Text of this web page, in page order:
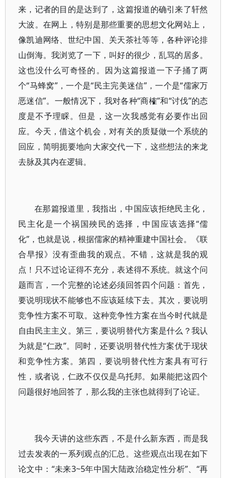
来，记者的目的是达到了，这篇报道的确引来了轩然
大波。在网上，特别是那些重要的思想文化网站上，
像凯迪网络、世纪中国、关天茶社等等，各种评论排
山倒海。我浏览了一下，叫好的很少，乱骂的居多。
这也没什么可奇怪的。因为这篇报道一下子捅了两
个“马蜂窝”，一个是“民主完美迷信”，一个是“儒家万
恶迷信”。一般情况下，我对各种“商榷”和“讨伐”的态
度是不予理睬。但是，这一次我感觉有必要作出回
应。今天，借这个机会，对有关的质疑做一个系统的
回应，简明扼要地向大家交代一下，这些想法的来龙
去脉及其内在逻辑。
在那篇报道里，我指出，中国应该拒绝民主化，
民主化是一个祸国殃民的选择，中国应该选择“儒
化”，也就是说，根据儒家的精神重建中国社会。《联
合早报》没有歪曲我的观点。不错，这就是我的观
点！只不过论证得不充分，表述得不系统。就这个问
题而言，一个完整的论述必须回答四个问题：首先，
要说明现状不能够也不应该延续下去。其次，要说明
竞争性方案不可取。这种竞争性方案在当今时代就是
自由民主主义。第三，要说明替代方案是什么？我认
为就是“仁政”。同时，还要说明替代性方案优于现状
和竞争性方案。第四，要说明替代性方案具有可行
性，或者说，仁政不仅仅是乌托邦。如果能把这四个
问题很好地回答了，那么我的主张也就得到了论证。
我今天讲的这些东西，不是什么新东西，而是我
过去发表的一系列观点的汇总。这些观点出现在如下
论文中：“未来3~5年中国大陆政治稳定性分析”、“再